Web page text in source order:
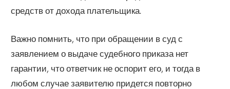
средств от дохода плательщика.
Важно помнить, что при обращении в суд с
заявлением о выдаче судебного приказа нет
гарантии, что ответчик не оспорит его, и тогда в
любом случае заявителю придется повторно